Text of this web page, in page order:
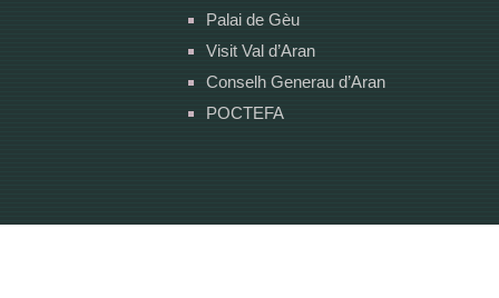
Palai de Gèu
Visit Val d’Aran
Conselh Generau d’Aran
POCTEFA